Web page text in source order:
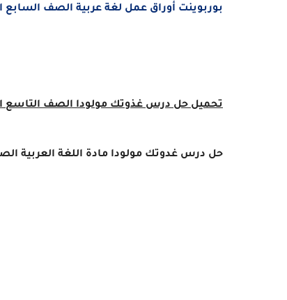
بوربوينت أوراق عمل لغة عربية الصف السابع الفصل الدراسى الأول
تحميل حل درس غذوتك مولودا الصف التاسع
حل درس غدوتك مولودا مادة اللغة العربية